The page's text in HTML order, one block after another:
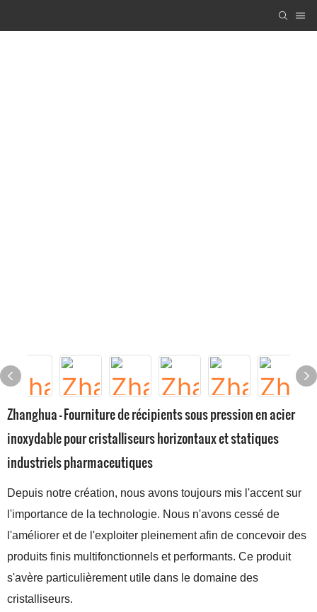
Zhanghua - Fourniture de récipients sous pression en acier
inoxydable pour cristalliseurs horizontaux et statiques
industriels pharmaceutiques
Depuis notre création, nous avons toujours mis l'accent sur
l'importance de la technologie. Nous n'avons cessé de
l'améliorer et de l'exploiter pleinement afin de concevoir des
produits finis multifonctionnels et performants. Ce produit
s'avère particulièrement utile dans le domaine des
cristalliseurs.